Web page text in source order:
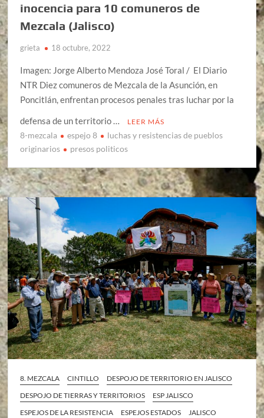
inocencia para 10 comuneros de
Mezcala (Jalisco)
grieta 18 octubre, 2022
Imagen: Jorge Alberto Mendoza José Toral / El Diario
NTR Diez comuneros de Mezcala de la Asunción, en
Poncitlán, enfrentan procesos penales tras luchar por la
defensa de un territorio …
LEER MÁS
8-mezcala espejo 8
luchas y resistencias de pueblos
originarios
presos politicos
8. MEZCALA CINTILLO
DESPOJO DE TERRITORIO EN JALISCO
DESPOJO DE TIERRAS Y TERRITORIOS
ESP JALISCO
ESPEJOS DE LA RESISTENCIA
ESPEJOS ESTADOS
JALISCO